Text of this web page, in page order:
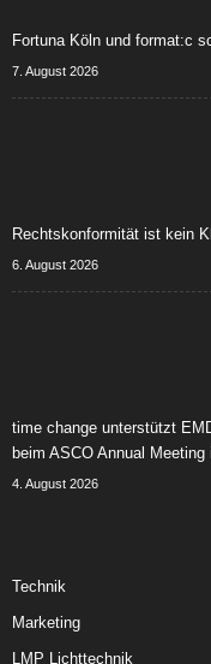
Fortuna Köln und format:c
7. August 2026
Rechtskonformität ist kein
6. August 2026
time change unterstützt
beim ASCO Annual Meeting
4. August 2026
Technik
Marketing
LMP Lichttechnik